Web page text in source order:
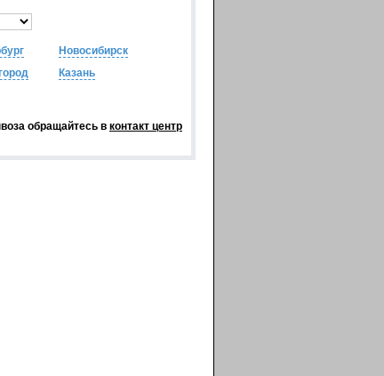
Новосибирск
Казань
обращайтесь в контакт центр